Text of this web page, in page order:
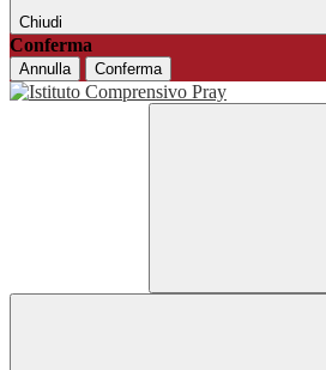
Chiudi
Conferma
Annulla Conferma